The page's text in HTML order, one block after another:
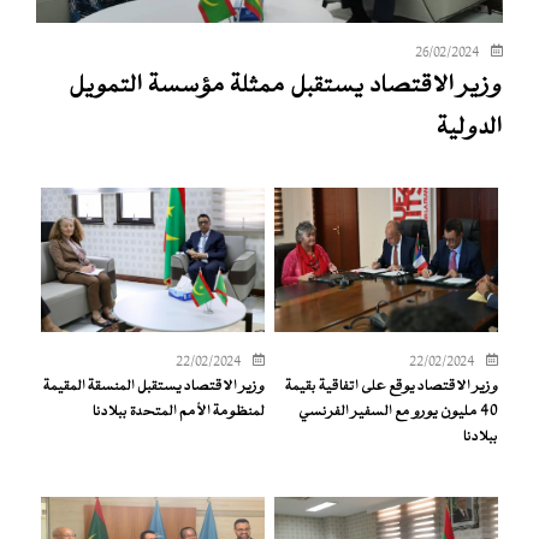
26/02/2024
وزير الاقتصاد يستقبل ممثلة مؤسسة التمويل
الدولية
22/02/2024
وزير الاقتصاد يوقع على اتفاقية بقيمة
40 مليون يورو مع السفير الفرنسي
ببلادنا
22/02/2024
وزير الاقتصاد يستقبل المنسقة المقيمة
لمنظومة الأمم المتحدة ببلادنا